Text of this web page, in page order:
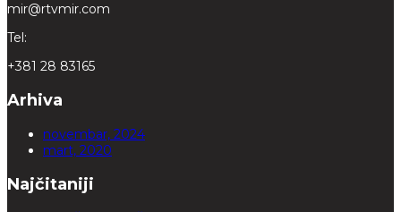
mir@rtvmir.com
Tel:
+381 28 83165
Arhiva
novembar, 2024
mart, 2020
Najčitaniji